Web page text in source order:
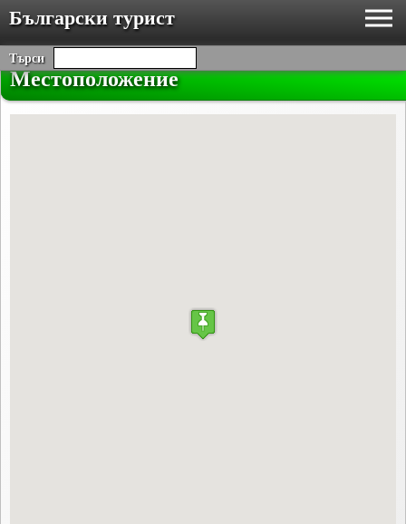
Български турист
Търси
Местоположение